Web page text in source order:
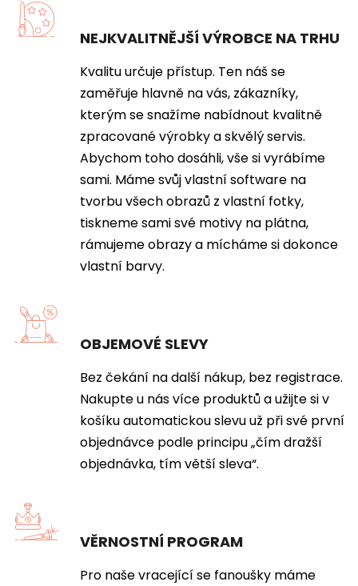
NEJKVALITNĚJŠÍ VÝROBCE NA TRHU
Kvalitu určuje přístup. Ten náš se
zaměřuje hlavně na vás, zákazníky,
kterým se snažíme nabídnout kvalitně
zpracované výrobky a skvělý servis.
Abychom toho dosáhli, vše si vyrábíme
sami. Máme svůj vlastní software na
tvorbu všech obrazů z vlastní fotky,
tiskneme sami své motivy na plátna,
rámujeme obrazy a mícháme si dokonce
vlastní barvy.
OBJEMOVÉ SLEVY
Bez čekání na další nákup, bez registrace.
Nakupte u nás více produktů a užijte si v
košíku automatickou slevu už při své první
objednávce podle principu „čím dražší
objednávka, tím větší sleva“.
VĚRNOSTNÍ PROGRAM
Pro naše vracející se fanoušky máme